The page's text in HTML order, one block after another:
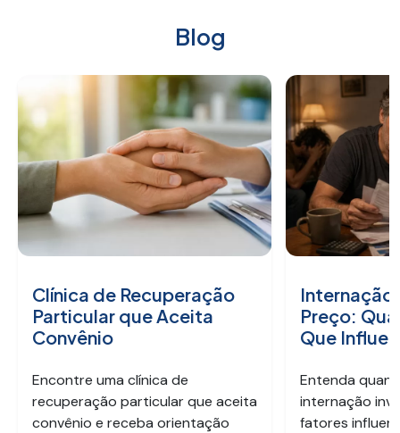
Blog
Clínica de Recuperação
Particular que Aceita
Convênio
Encontre uma clínica de
recuperação particular que aceita
convênio e receba orientação
Internação
Preço:
Que
Entenda
internação
fatores